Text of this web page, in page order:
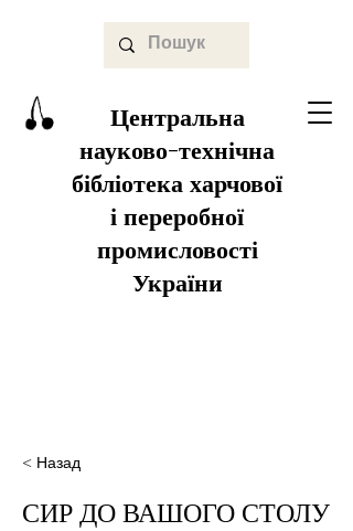
Центральна
науково-технічна
бібліотека харчової
і переробної
промисловості
України
< Назад
СИР ДО ВАШОГО СТОЛУ